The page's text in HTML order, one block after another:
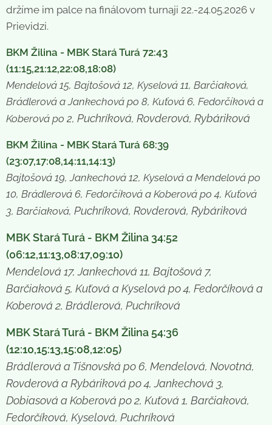
držíme im palce na finálovom turnaji 22.-24.05.2026 v
Prievidzi.
BKM Žilina - MBK Stará Turá 72:43
(11:15,21:12,22:08,18:08)
Mendelová 15, Bajtošová 12, Kyselová 11, Barčiaková,
Brádlerová a Jankechová po 8, Kuťová 6, Fedorčíková a
Koberová po 2, Puchríková, Rovderová, Rybáriková
BKM Žilina - MBK Stará Turá 68:39
(23:07,17:08,14:11,14:13)
Bajtošová 19, Jankechová 12, Kyselová a Mendelová po
10, Brádlerová 6, Fedorčíková a Koberová po 4, Kuťová
3, Barčiaková, Puchríková, Rovderová, Rybáriková
MBK Stará Turá - BKM Žilina 34:52
(06:12,11:13,08:17,09:10)
Mendelová 17, Jankechová 11, Bajtošová 7,
Barčiaková 5, Kuťová a Kyselová po 4, Fedorčíková a
Koberová 2, Brádlerová, Puchríková
MBK Stará Turá - BKM Žilina 54:36
(12:10,15:13,15:08,12:05)
Brádlerová a Tišnovská po 6, Mendelová, Novotná,
Rovderová a Rybáriková po 4, Jankechová 3,
Dobiasová a Koberová po 2, Kuťová 1, Barčiaková,
Fedorčíková, Kyselová, Puchríková